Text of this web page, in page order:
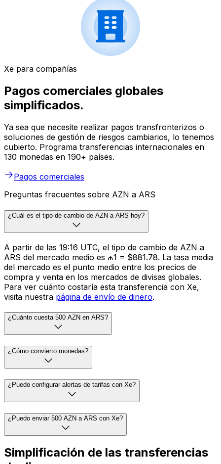
Xe para compañías
Pagos comerciales globales
simplificados.
Ya sea que necesite realizar pagos transfronterizos o
soluciones de gestión de riesgos cambiarios, lo tenemos
cubierto. Programa transferencias internacionales en
130 monedas en 190+ países.
Pagos comerciales
Preguntas frecuentes sobre AZN a ARS
¿Cuál es el tipo de cambio de AZN a ARS hoy?
A partir de las 19:16 UTC, el tipo de cambio de AZN a
ARS del mercado medio es ₼1 = $881.78. La tasa media
del mercado es el punto medio entre los precios de
compra y venta en los mercados de divisas globales.
Para ver cuánto costaría esta transferencia con Xe,
visita nuestra página de envío de dinero.
¿Cuánto cuesta 500 AZN en ARS?
¿Cómo convierto monedas?
¿Puedo configurar alertas de tarifas con Xe?
¿Puedo enviar 500 AZN a ARS con Xe?
Simplificación de las transferencias